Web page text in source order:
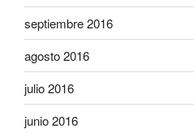
septiembre 2016
agosto 2016
julio 2016
junio 2016